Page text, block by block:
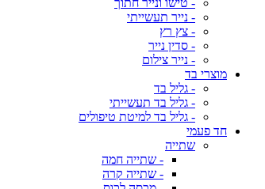
- טישו ונייר חתוך
- נייר תעשייתי
- צץ רץ
- סדין נייר
- נייר צילום
מוצרי בד
- גליל בד
- גליל בד תעשייתי
- גליל בד למיטת טיפולים
חד פעמי
שתייה
- שתייה חמה
- שתייה קרה